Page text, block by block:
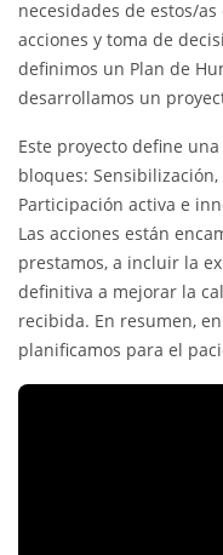
necesidades de estos/
acciones y toma de
definimos un Plan de
desarrollamos un
Este proyecto define
bloques:
Participación activa e
Las acciones están
prestamos, a incluir la
definitiva a mejorar la
recibida. En resumen,
planificamos para el